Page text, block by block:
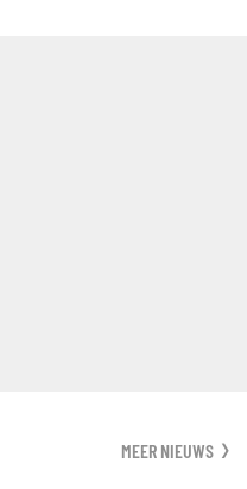
MEER NIEUWS